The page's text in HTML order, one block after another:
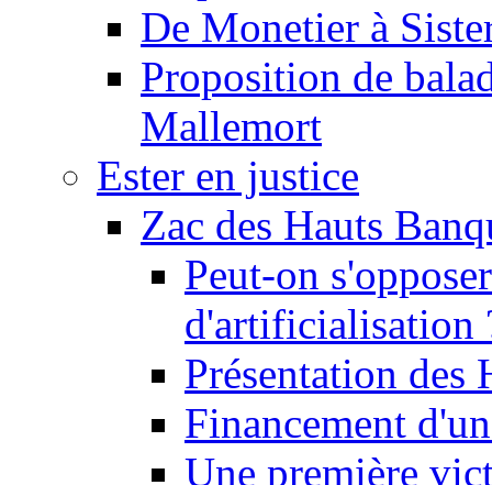
De Monetier à
Proposition de
Mallemort
Ester en justice
Zac des Hauts
Peut-on
d'artificialisation
Présentation des
Financement
Une première